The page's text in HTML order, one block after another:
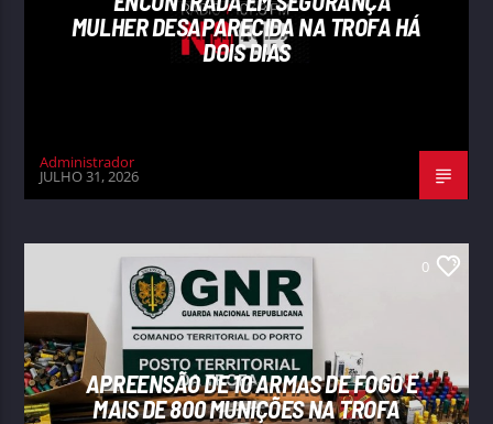
MULHER DESAPARECIDA NA TROFA HÁ
DOIS DIAS
Administrador
JULHO 31, 2026
0
APREENSÃO DE 10 ARMAS DE FOGO E
MAIS DE 800 MUNIÇÕES NA TROFA